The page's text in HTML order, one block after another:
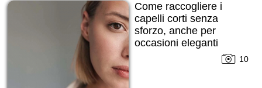
Come raccogliere i
capelli corti senza
sforzo, anche per
occasioni eleganti
10